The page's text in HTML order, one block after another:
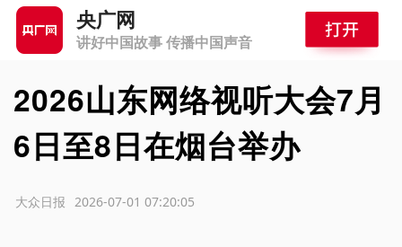
央广网
讲好中国故事 传播中国声音
2026山东网络视听大会7月
6日至8日在烟台举办
2026-07-01 07:20:05
大众日报